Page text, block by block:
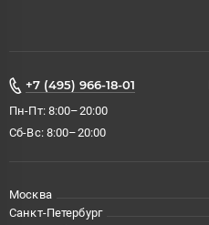
+7 (495) 966-18-01
Пн-Пт: 8:00–20:00
Сб-Вс: 8:00–20:00
Москва
Санкт-Петербург